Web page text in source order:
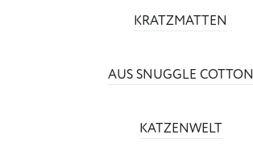
KRATZMATTEN
AUS SNUGGLE COTTON
KATZENWELT